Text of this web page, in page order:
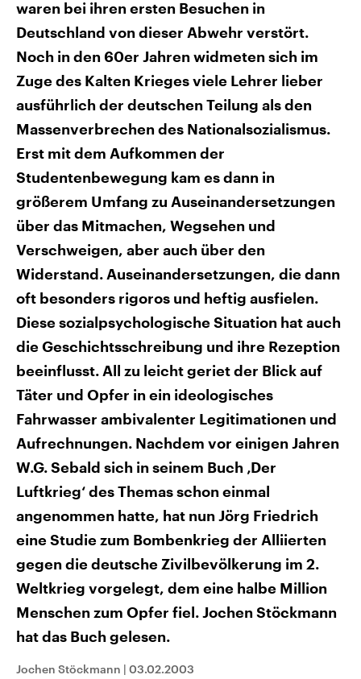
waren bei ihren ersten Besuchen in
Deutschland von dieser Abwehr verstört.
Noch in den 60er Jahren widmeten sich im
Zuge des Kalten Krieges viele Lehrer lieber
ausführlich der deutschen Teilung als den
Massenverbrechen des Nationalsozialismus.
Erst mit dem Aufkommen der
Studentenbewegung kam es dann in
größerem Umfang zu Auseinandersetzungen
über das Mitmachen, Wegsehen und
Verschweigen, aber auch über den
Widerstand. Auseinandersetzungen, die dann
oft besonders rigoros und heftig ausfielen.
Diese sozialpsychologische Situation hat auch
die Geschichtsschreibung und ihre Rezeption
beeinflusst. All zu leicht geriet der Blick auf
Täter und Opfer in ein ideologisches
Fahrwasser ambivalenter Legitimationen und
Aufrechnungen. Nachdem vor einigen Jahren
W.G. Sebald sich in seinem Buch ‚Der
Luftkrieg‘ des Themas schon einmal
angenommen hatte, hat nun Jörg Friedrich
eine Studie zum Bombenkrieg der Alliierten
gegen die deutsche Zivilbevölkerung im 2.
Weltkrieg vorgelegt, dem eine halbe Million
Menschen zum Opfer fiel. Jochen Stöckmann
hat das Buch gelesen.
Jochen Stöckmann | 03.02.2003